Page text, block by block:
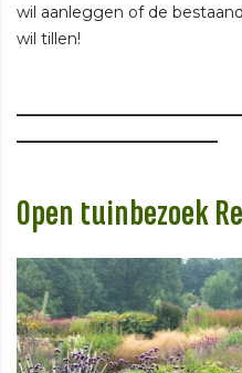
wil aanleggen of de
wil tillen!
__________________________
Open tuinbezoek